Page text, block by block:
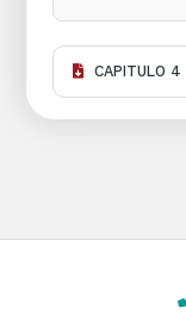
CAPITULO 4